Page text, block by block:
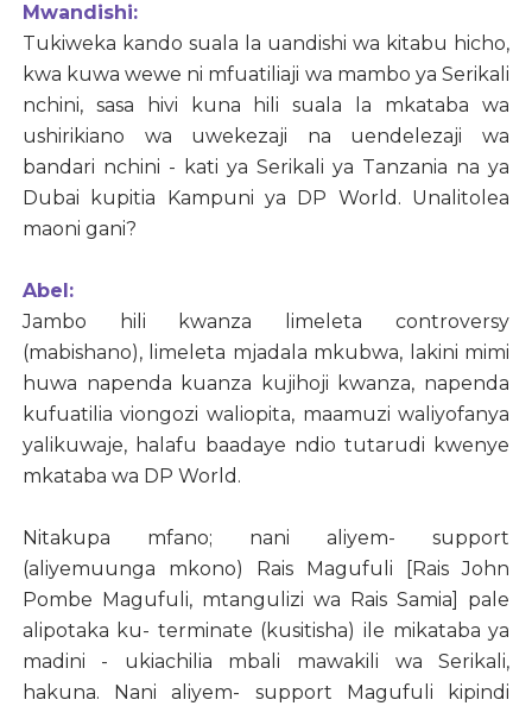
Mwandishi:
Tukiweka kando suala la uandishi wa kitabu hicho,
kwa kuwa wewe ni mfuatiliaji wa mambo ya Serikali
nchini, sasa hivi kuna hili suala la mkataba wa
ushirikiano wa uwekezaji na uendelezaji wa
bandari nchini - kati ya Serikali ya Tanzania na ya
Dubai kupitia Kampuni ya DP World. Unalitolea
maoni gani?
Abel:
Jambo hili kwanza limeleta controversy
(mabishano), limeleta mjadala mkubwa, lakini mimi
huwa napenda kuanza kujihoji kwanza, napenda
kufuatilia viongozi waliopita, maamuzi waliyofanya
yalikuwaje, halafu baadaye ndio tutarudi kwenye
mkataba wa DP World.
Nitakupa mfano; nani aliyem- support
(aliyemuunga mkono) Rais Magufuli [Rais John
Pombe Magufuli, mtangulizi wa Rais Samia] pale
alipotaka ku- terminate (kusitisha) ile mikataba ya
madini - ukiachilia mbali mawakili wa Serikali,
hakuna. Nani aliyem- support Magufuli kipindi